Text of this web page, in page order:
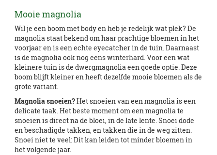
Mooie magnolia
Wil je een boom met body en heb je redelijk wat plek? De
magnolia staat bekend om haar prachtige bloemen in het
voorjaar en is een echte eyecatcher in de tuin. Daarnaast
is de magnolia ook nog eens winterhard. Voor een wat
kleinere tuin is de dwergmagnolia een goede optie. Deze
boom blijft kleiner en heeft dezelfde mooie bloemen als de
grote variant.
Magnolia snoeien?Het snoeien van een magnolia is een
delicate taak. Het beste moment om een magnolia te
snoeien is direct na de bloei, in de late lente. Snoei dode
en beschadigde takken, en takken die in de weg zitten.
Snoei niet te veel: Dit kan leiden tot minder bloemen in
het volgende jaar.